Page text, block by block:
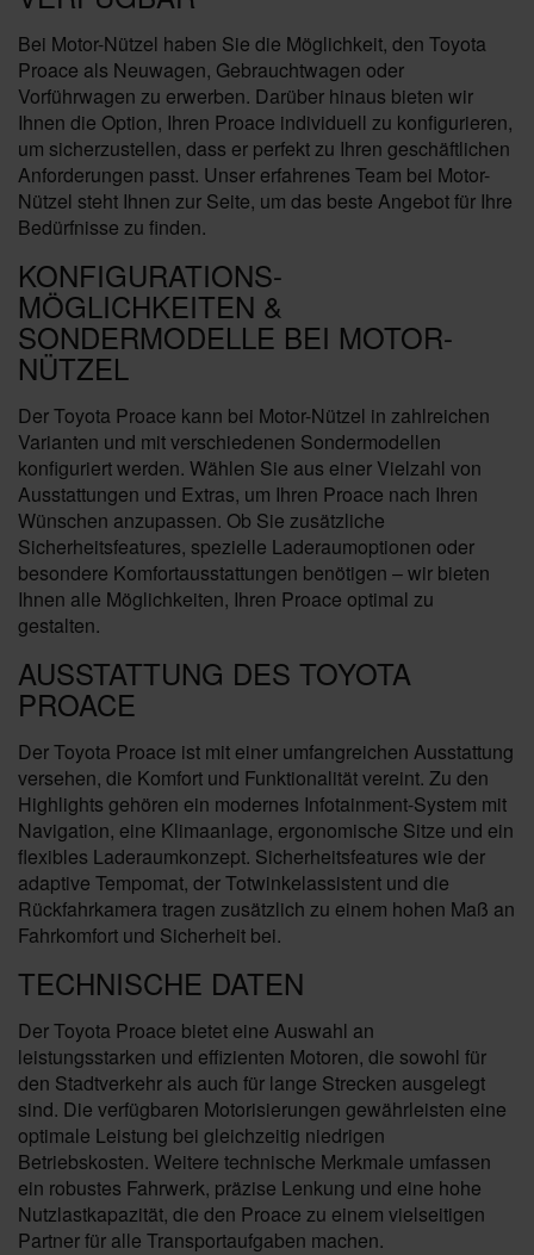
Bei Motor-Nützel haben Sie die Möglichkeit, den Toyota
Proace als Neuwagen, Gebrauchtwagen oder
Vorführwagen zu erwerben. Darüber hinaus bieten wir
Ihnen die Option, Ihren Proace individuell zu konfigurieren,
um sicherzustellen, dass er perfekt zu Ihren geschäftlichen
Anforderungen passt. Unser erfahrenes Team bei Motor-
Nützel steht Ihnen zur Seite, um das beste Angebot für Ihre
Bedürfnisse zu finden.
KONFIGURATIONS-
MÖGLICHKEITEN &
SONDERMODELLE BEI MOTOR-
NÜTZEL
Der Toyota Proace kann bei Motor-Nützel in zahlreichen
Varianten und mit verschiedenen Sondermodellen
konfiguriert werden. Wählen Sie aus einer Vielzahl von
Ausstattungen und Extras, um Ihren Proace nach Ihren
Wünschen anzupassen. Ob Sie zusätzliche
Sicherheitsfeatures, spezielle Laderaumoptionen oder
besondere Komfortausstattungen benötigen – wir bieten
Ihnen alle Möglichkeiten, Ihren Proace optimal zu
gestalten.
AUSSTATTUNG DES TOYOTA
PROACE
Der Toyota Proace ist mit einer umfangreichen Ausstattung
versehen, die Komfort und Funktionalität vereint. Zu den
Highlights gehören ein modernes Infotainment-System mit
Navigation, eine Klimaanlage, ergonomische Sitze und ein
flexibles Laderaumkonzept. Sicherheitsfeatures wie der
adaptive Tempomat, der Totwinkelassistent und die
Rückfahrkamera tragen zusätzlich zu einem hohen Maß an
Fahrkomfort und Sicherheit bei.
TECHNISCHE DATEN
Der Toyota Proace bietet eine Auswahl an
leistungsstarken und effizienten Motoren, die sowohl für
den Stadtverkehr als auch für lange Strecken ausgelegt
sind. Die verfügbaren Motorisierungen gewährleisten eine
optimale Leistung bei gleichzeitig niedrigen
Betriebskosten. Weitere technische Merkmale umfassen
ein robustes Fahrwerk, präzise Lenkung und eine hohe
Nutzlastkapazität, die den Proace zu einem vielseitigen
Partner für alle Transportaufgaben machen.